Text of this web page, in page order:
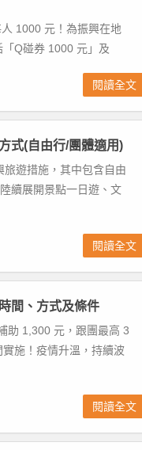
1000 元！為振興在地
Q碰券 1000 元」及
閱讀全文
式(自由行/團體適用)
遊措施，其中包含自由
續展開景點一日遊、文
閱讀全文
間、方式及條件
助 1,300 元，跟團最高 3
施！疫情升溫，持續波
閱讀全文